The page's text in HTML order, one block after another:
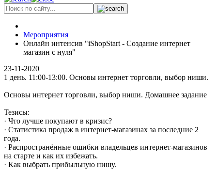
Мероприятия
Онлайн интенсив "iShopStart - Создание интернет
магазин с нуля"
23-11-2020
1 день. 11:00-13:00. Основы интернет торговли, выбор ниши.
Основы интернет торговли, выбор ниши. Домашнее задание
Тезисы:
· Что лучше покупают в кризис?
· Статистика продаж в интернет-магазинах за последние 2
года.
· Распространённые ошибки владельцев интернет-магазинов
на старте и как их избежать.
· Как выбрать прибыльную нишу.